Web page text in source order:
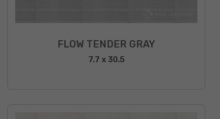
FLOW TENDER GRAY
7.7 x 30.5